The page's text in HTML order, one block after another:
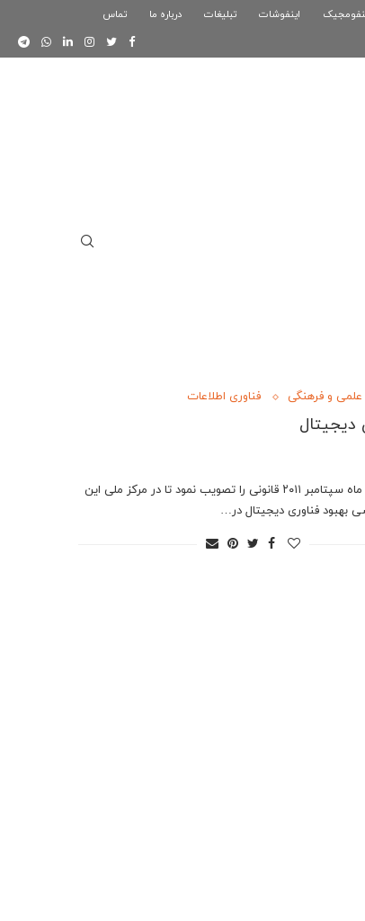
بازی کلش رویالاینفوشات تبلیغات درباره ما تماس
علمی و فرهنگی فناوری اطلاعات
دیجیتال
کاخ سفید در ماه سپتامبر ۲۰۱۱ قانونی را تصویب نمود تا در مرکز ملی این
بهبود فناوری دیجیتال در…